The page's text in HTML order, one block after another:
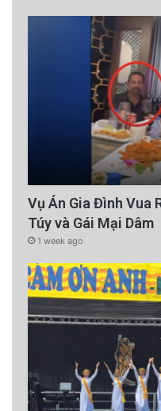
Vụ Án Gia Đình Vua
Túy và Gái Mại Dâm
1 week ago